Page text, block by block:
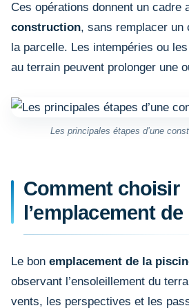
Ces opérations donnent un cadre
construction, sans remplacer un
la parcelle. Les intempéries ou
au terrain peuvent prolonger une
Les principales étapes d’une
Comment choisir
l’emplacement
Le bon emplacement de la
observant l’ensoleillement du
vents, les perspectives et les